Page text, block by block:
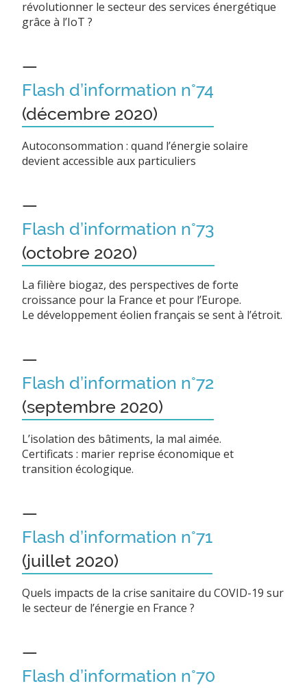
révolutionner le secteur des services énergétique
grâce à l’IoT ?
—
Flash d’information n°74
(décembre 2020)
Autoconsommation : quand l’énergie solaire
devient accessible aux particuliers
—
Flash d’information n°73
(octobre 2020)
La filière biogaz, des perspectives de forte
croissance pour la France et pour l’Europe.
Le développement éolien français se sent à l’étroit.
—
Flash d’information n°72
(septembre 2020)
L’isolation des bâtiments, la mal aimée.
Certificats : marier reprise économique et
transition écologique.
—
Flash d’information n°71
(juillet 2020)
Quels impacts de la crise sanitaire du COVID-19 sur
le secteur de l’énergie en France ?
—
Flash d’information n°70